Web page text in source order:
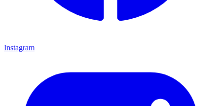
Instagram